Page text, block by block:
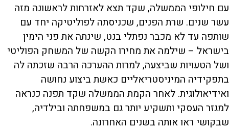
עם חילופי הממשלה, שקד תצא לאזרחות לראשונה מזה
עשר שנים. שרת הפנים, שכניסתה לפוליטיקה יחד עם
שותפה עד לא מכבר נפתלי בנט, שינתה את פני הימין
בישראל – שילמה את מחירו הקשה של המשחק הפוליטי
ושל הטעויות שביצעה, למרות ההערכה הרבה שזכתה לה
בתפקידיה המיניסטריאליים כאשת ביצוע נחושה
ואידיאולוגית. לאחר הקמת הממשלה שקד תפנה כנראה
למגזר העסקי ותשקיע יותר גם במשפחתה ובילדיה,
שבקושי ראו אותה בשנים האחרונה.